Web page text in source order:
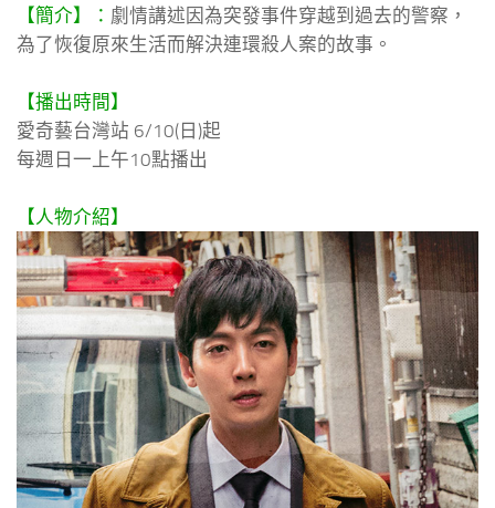
【簡介】： 劇情講述因為突發事件穿越到過去的警察，
為了恢復原來生活而解決連環殺人案的故事。
【播出時間】
愛奇藝台灣站 6/10(日)起
每週日一上午10點播出
【人物介紹】